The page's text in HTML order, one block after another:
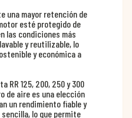
una mayor retención de
esté protegido de
las condiciones más
y reutilizable, lo
y económica a
RR 125, 200, 250 y 300
de aire es una elección
un rendimiento fiable y
lo que permite